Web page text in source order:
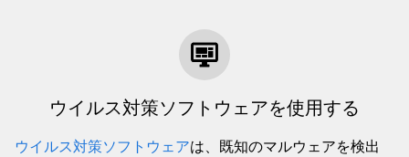
ウイルス対策ソフトウェアを使用する
ウイルス対策ソフトウェアは、既知のマルウェアを検出